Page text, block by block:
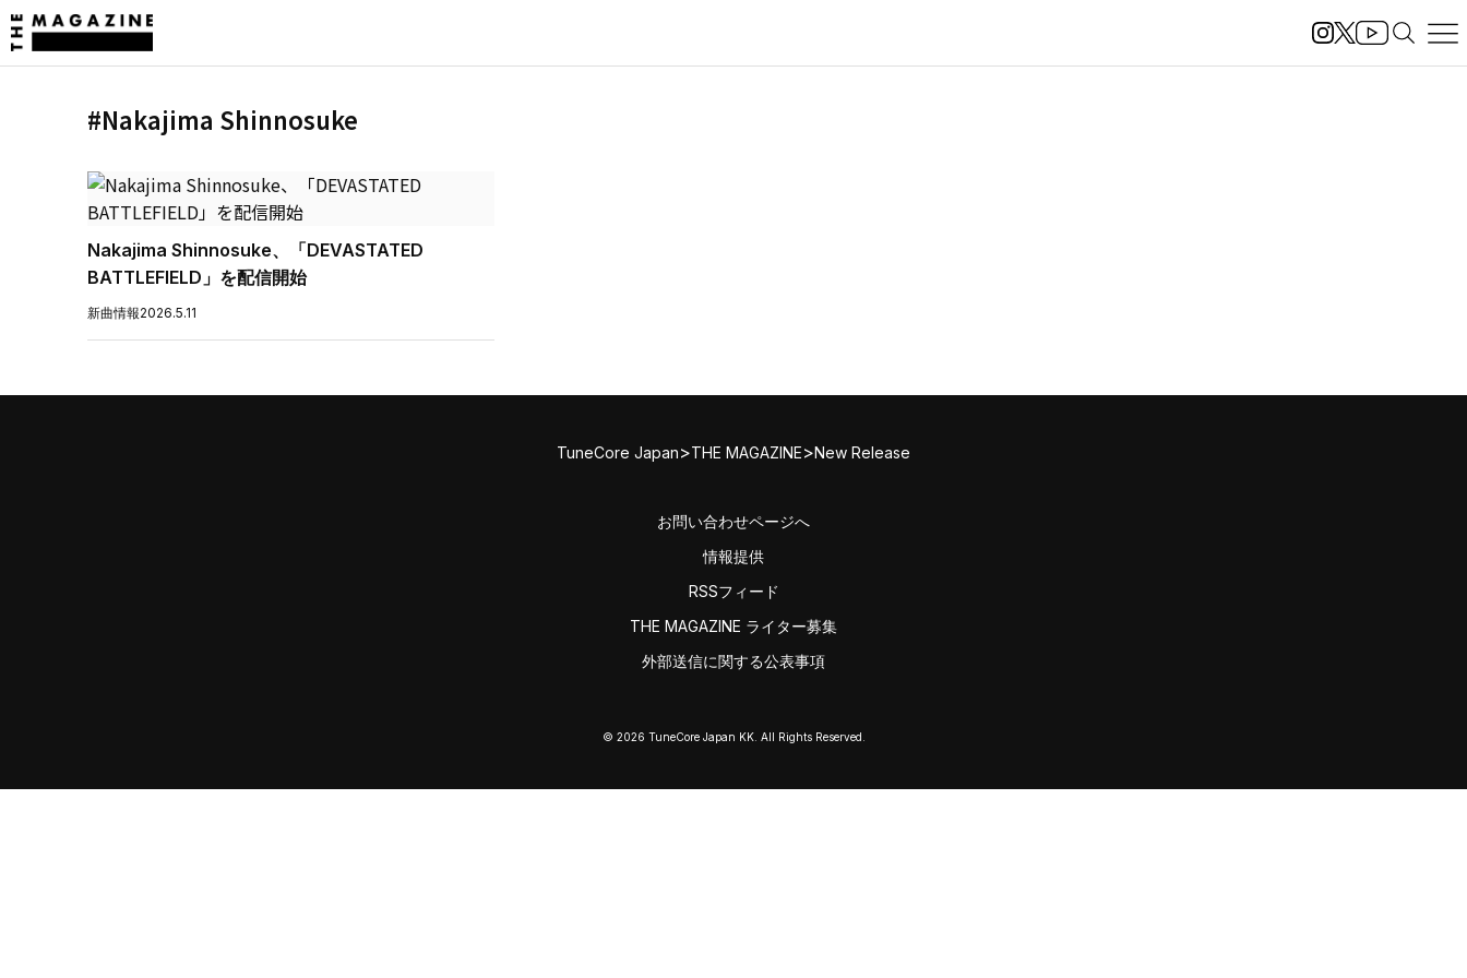
#Nakajima Shinnosuke
Nakajima Shinnosuke、「DEVASTATED
BATTLEFIELD」を配信開始
新曲情報2026.5.11
TuneCore Japan>THE MAGAZINE>New Release
お問い合わせページへ
情報提供
RSSフィード
THE MAGAZINE ライター募集
外部送信に関する公表事項
© 2026 TuneCore Japan KK. All Rights Reserved.